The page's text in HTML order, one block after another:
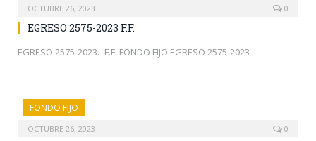
OCTUBRE 26, 2023 0
EGRESO 2575-2023 F.F.
EGRESO 2575-2023.- F.F. FONDO FIJO EGRESO 2575-2023
FONDO FIJO
OCTUBRE 26, 2023 0